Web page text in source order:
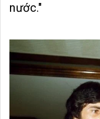
nước."